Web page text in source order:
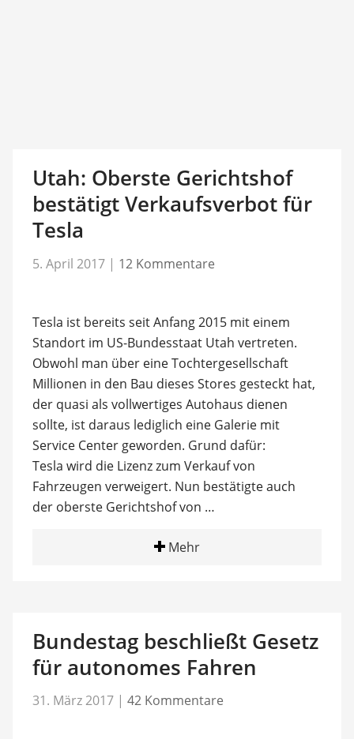
Utah: Oberste Gerichtshof
bestätigt Verkaufsverbot für
Tesla
5. April 2017 | 12 Kommentare
Tesla ist bereits seit Anfang 2015 mit einem
Standort im US-Bundesstaat Utah vertreten.
Obwohl man über eine Tochtergesellschaft
Millionen in den Bau dieses Stores gesteckt hat,
der quasi als vollwertiges Autohaus dienen
sollte, ist daraus lediglich eine Galerie mit
Service Center geworden. Grund dafür:
Tesla wird die Lizenz zum Verkauf von
Fahrzeugen verweigert. Nun bestätigte auch
der oberste Gerichtshof von …
Mehr
Bundestag beschließt Gesetz
für autonomes Fahren
31. März 2017 | 42 Kommentare